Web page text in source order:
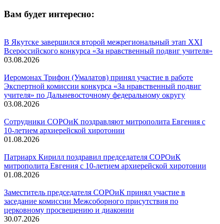
Вам будет интересно:
В Якутске завершился второй межрегиональный этап XXI
Всероссийского конкурса «За нравственный подвиг учителя»
03.08.2026
Иеромонах Трифон (Умалатов) принял участие в работе
Экспертной комиссии конкурса «За нравственный подвиг
учителя» по Дальневосточному федеральному округу
03.08.2026
Сотрудники СОРОиК поздравляют митрополита Евгения с
10-летием архиерейской хиротонии
01.08.2026
Патриарх Кирилл поздравил председателя СОРОиК
митрополита Евгения с 10-летием архиерейской хиротонии
01.08.2026
Заместитель председателя СОРОиК принял участие в
заседание комиссии Межсоборного присутствия по
церковному просвещению и диаконии
30.07.2026